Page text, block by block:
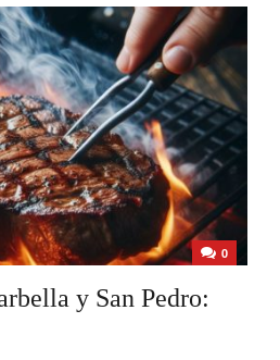
0
y San Pedro: